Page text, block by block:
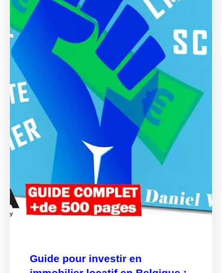
Guide pour investir en